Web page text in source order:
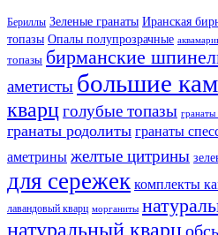
Бериллы Зеленые гранаты Иранская
топазы Опалы полупрозрачные
топазы бирманские
аметисты большие
кварцголубые топазы
гранаты родолиты гранаты
аметрины желтые цитрины
для сережек комплекты
лавандовый кварц морганиты
натуральный кварц